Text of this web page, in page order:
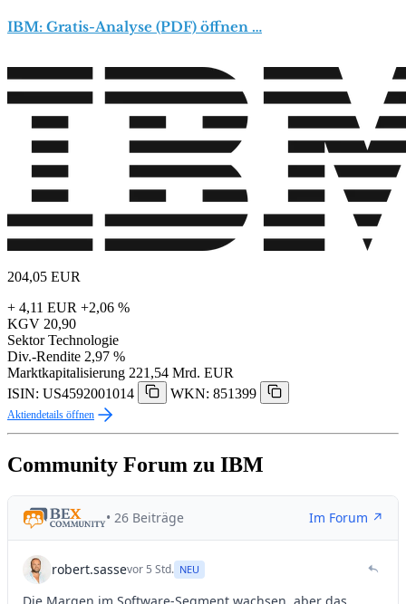
IBM: Gratis-Analyse (PDF) öffnen …
204,05 EUR
+ 4,11 EUR +2,06 %
KGV 20,90
Sektor Technologie
Div.-Rendite 2,97 %
Marktkapitalisierung 221,54 Mrd. EUR
ISIN: US4592001014
WKN: 851399
Aktiendetails öffnen
Community Forum zu IBM